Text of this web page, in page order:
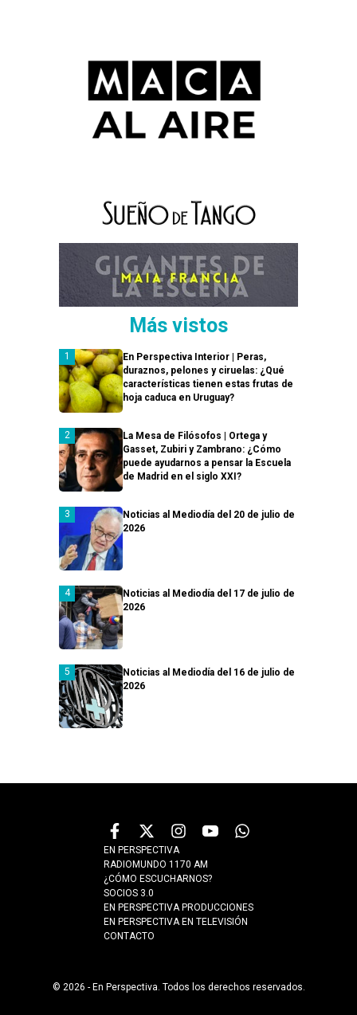
Más vistos
En Perspectiva Interior | Peras,
duraznos, pelones y ciruelas: ¿Qué
características tienen estas frutas de
hoja caduca en Uruguay?
La Mesa de Filósofos | Ortega y
Gasset, Zubiri y Zambrano: ¿Cómo
puede ayudarnos a pensar la Escuela
de Madrid en el siglo XXI?
Noticias al Mediodía del 20 de julio de
2026
Noticias al Mediodía del 17 de julio de
2026
Noticias al Mediodía del 16 de julio de
2026
EN PERSPECTIVA
RADIOMUNDO 1170 AM
¿CÓMO ESCUCHARNOS?
SOCIOS 3.0
EN PERSPECTIVA PRODUCCIONES
EN PERSPECTIVA EN TELEVISIÓN
CONTACTO
© 2026 - En Perspectiva. Todos los derechos reservados.